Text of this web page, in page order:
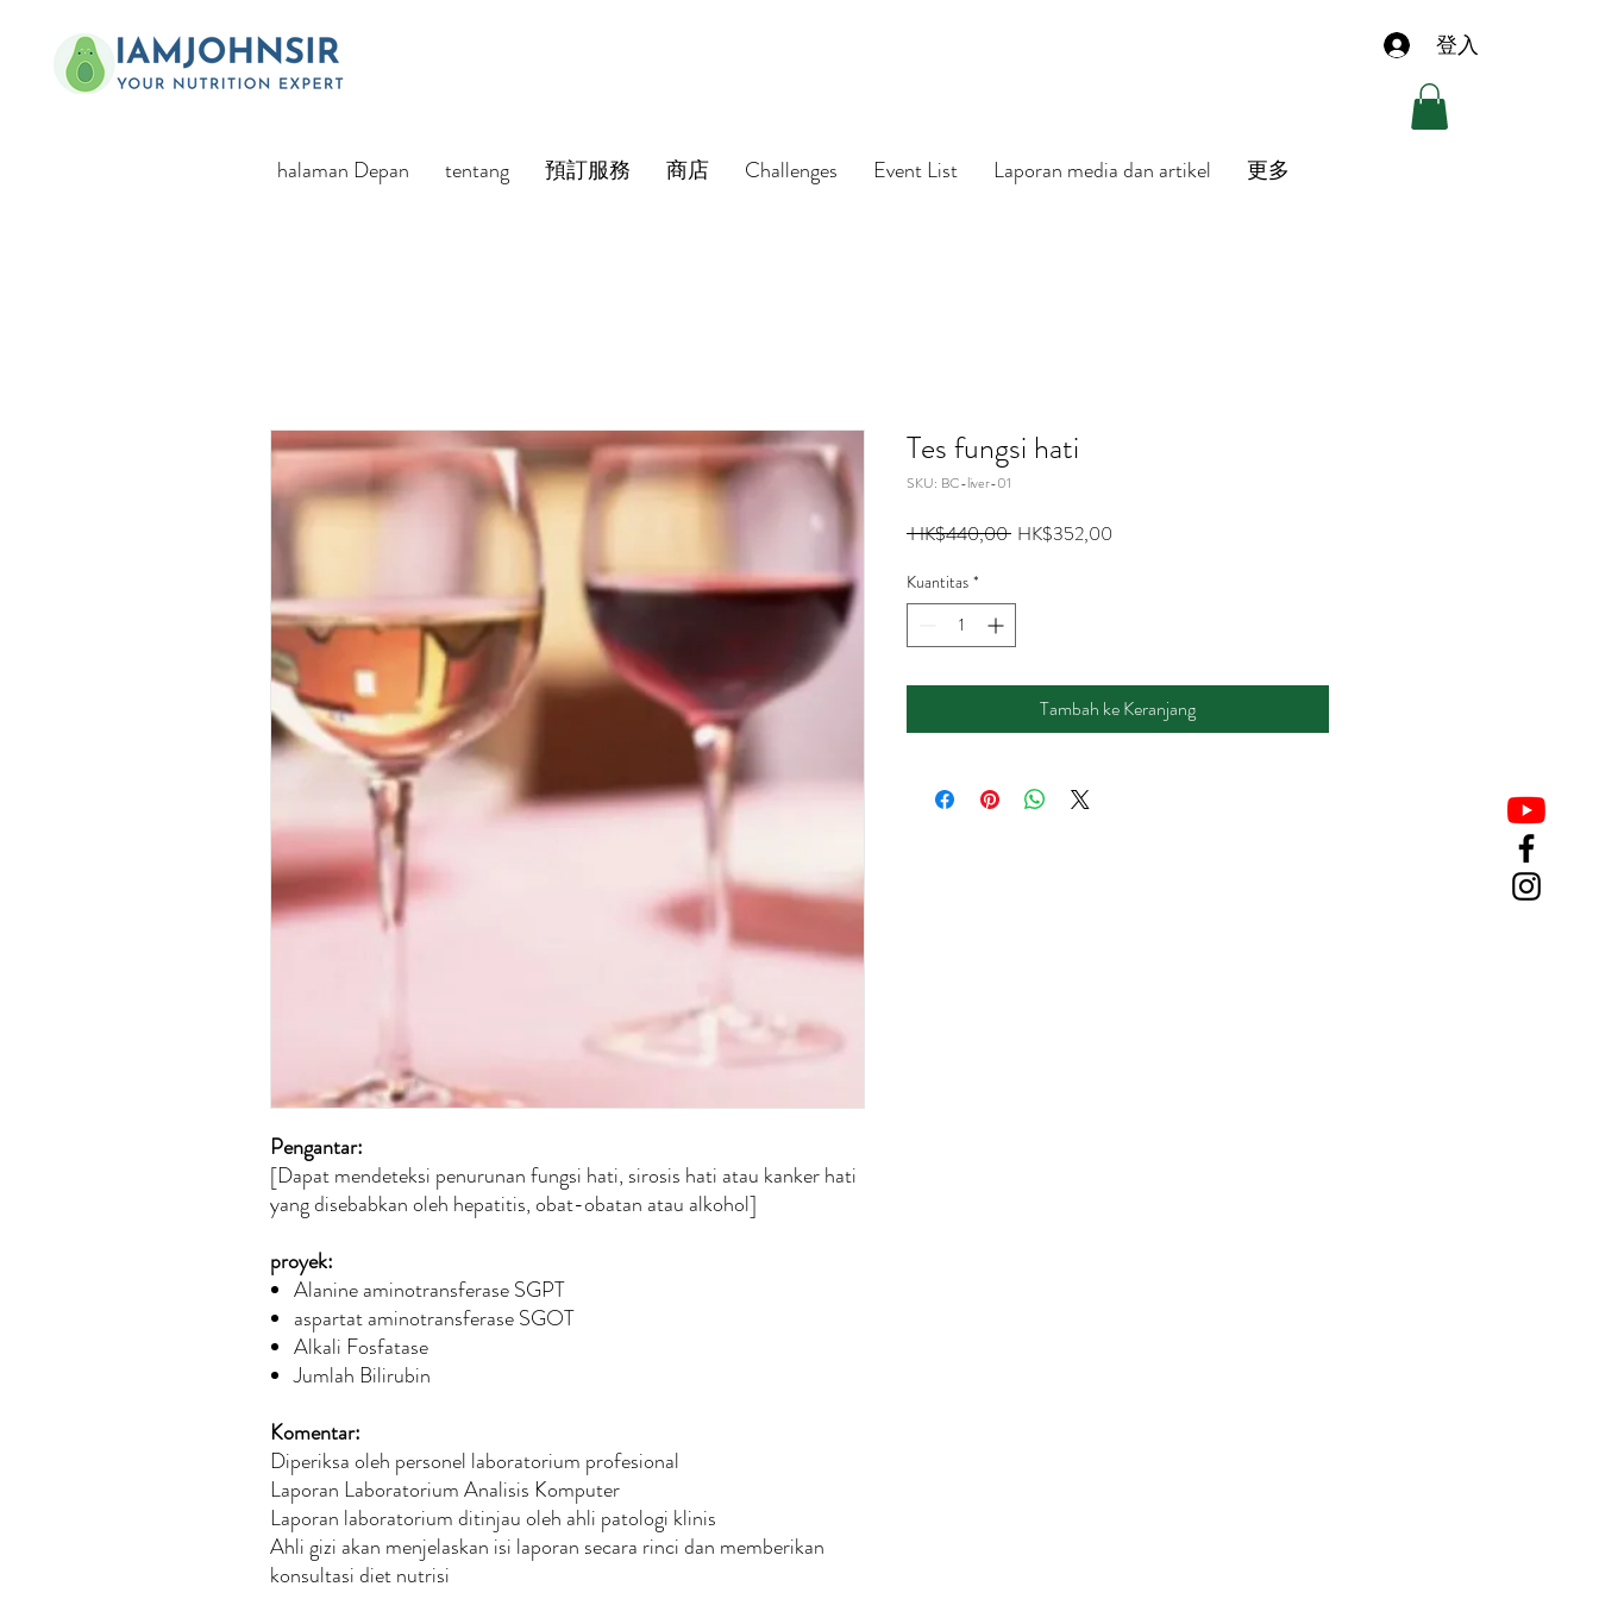
登入
halaman Depan tentang 預訂服務 商店 Challenges Event List Laporan media dan artikel 更多
Pengantar:
[Dapat mendeteksi penurunan fungsi hati, sirosis hati atau kanker hati
yang disebabkan oleh hepatitis, obat-obatan atau alkohol]
proyek:
Alanine aminotransferase SGPT
aspartat aminotransferase SGOT
Alkali Fosfatase
Jumlah Bilirubin
Komentar:
Diperiksa oleh personel laboratorium profesional
Laporan Laboratorium Analisis Komputer
Laporan laboratorium ditinjau oleh ahli patologi klinis
Ahli gizi akan menjelaskan isi laporan secara rinci dan memberikan
konsultasi diet nutrisi
Tes fungsi hati
SKU: BC-liver-01
HK$440,00 Harga
HK$352,00
Kuantitas *
Tambah ke Keranjang